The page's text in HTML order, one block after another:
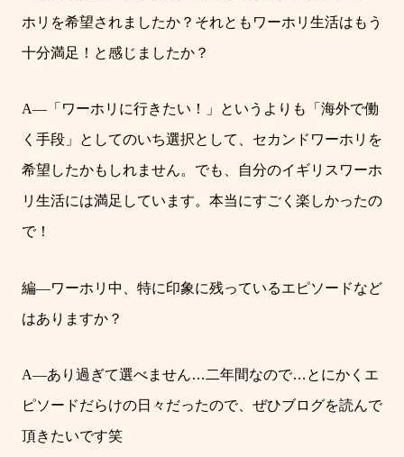
ホリを希望されましたか？それともワーホリ生活はもう
十分満足！と感じましたか？
A― 「ワーホリに行きたい！」というよりも「海外で働
く手段」としてのいち選択として、セカンドワーホリを
希望したかもしれません。でも、自分のイギリスワーホ
リ生活には満足しています。本当にすごく楽しかったの
で！
編―ワーホリ中、特に印象に残っているエピソードなど
はありますか？
A―あり過ぎて選べません… 二年間なので… とにかくエ
ピソードだらけの日々だったので、ぜひブログを読んで
頂きたいです笑